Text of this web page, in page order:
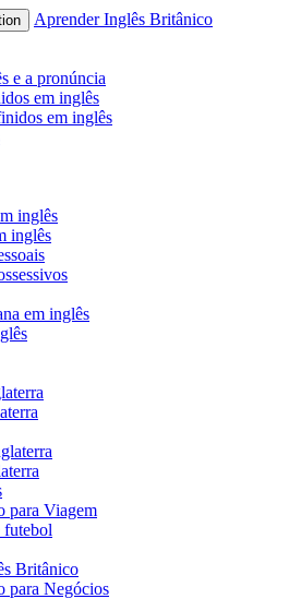
Aprender Inglês Britânico
e a pronúncia
em inglês
em inglês
inglês
inglês
em inglês
para Viagem
futebol
Britânico
para Negócios